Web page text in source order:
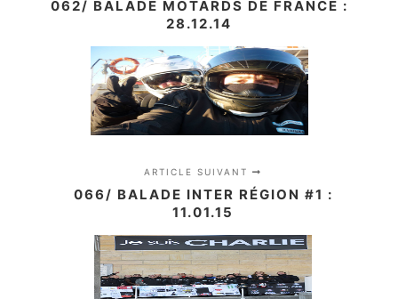
062/ BALADE MOTARDS DE FRANCE :
28.12.14
ARTICLE SUIVANT
066/ BALADE INTER RÉGION #1 :
11.01.15